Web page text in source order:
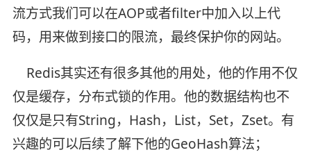
流方式我们可以在AOP或者filter中加入以上代
码，用来做到接口的限流，最终保护你的网站。
Redis其实还有很多其他的用处，他的作用不仅
仅是缓存，分布式锁的作用。他的数据结构也不
仅仅是只有String，Hash，List，Set，Zset。有
兴趣的可以后续了解下他的GeoHash算法；